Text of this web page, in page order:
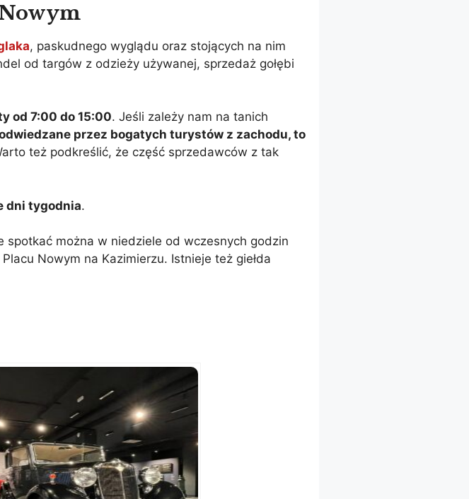
, paskudnego wyglądu oraz stojących na nim
od targów z odzieży używanej, sprzedaż gołębi
od 7:00 do 15:00. Jeśli zależy nam na tanich
przez bogatych turystów z zachodu, to
też podkreślić, że część sprzedawców z tak
dni tygodnia.
spotkać można w niedziele od wczesnych godzin
Nowym na Kazimierzu. Istnieje też giełda